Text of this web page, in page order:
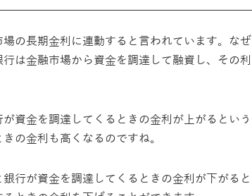
の長期金利に連動すると言われています。なぜ
は金融市場から資金を調達して融資し、その利
資金を調達してくるときの金利が上がるという
の金利も高くなるのですね。
行が資金を調達してくるときの金利が下がると